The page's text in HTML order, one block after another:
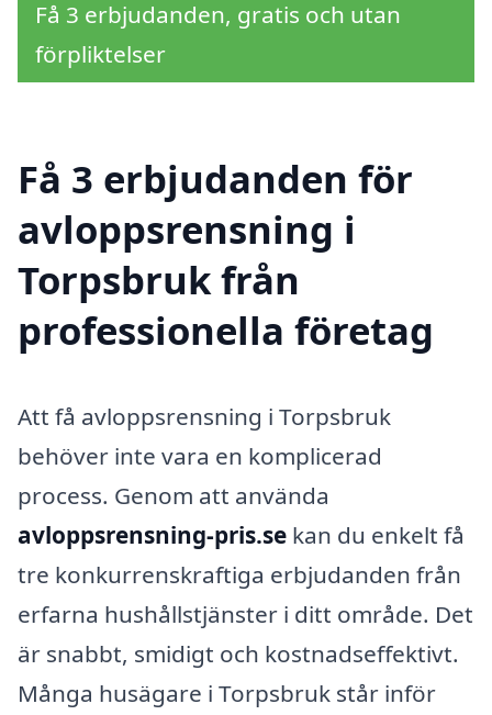
Få 3 erbjudanden, gratis och utan
förpliktelser
Få 3 erbjudanden för
avloppsrensning i
Torpsbruk från
professionella företag
Att få avloppsrensning i Torpsbruk
behöver inte vara en komplicerad
process. Genom att använda
avloppsrensning-pris.se kan du enkelt få
tre konkurrenskraftiga erbjudanden från
erfarna hushållstjänster i ditt område. Det
är snabbt, smidigt och kostnadseffektivt.
Många husägare i Torpsbruk står inför